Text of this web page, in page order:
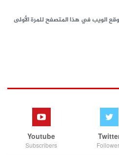
الويب في هذا المتصفح للمرة الأولى
Youtube
Subscribers